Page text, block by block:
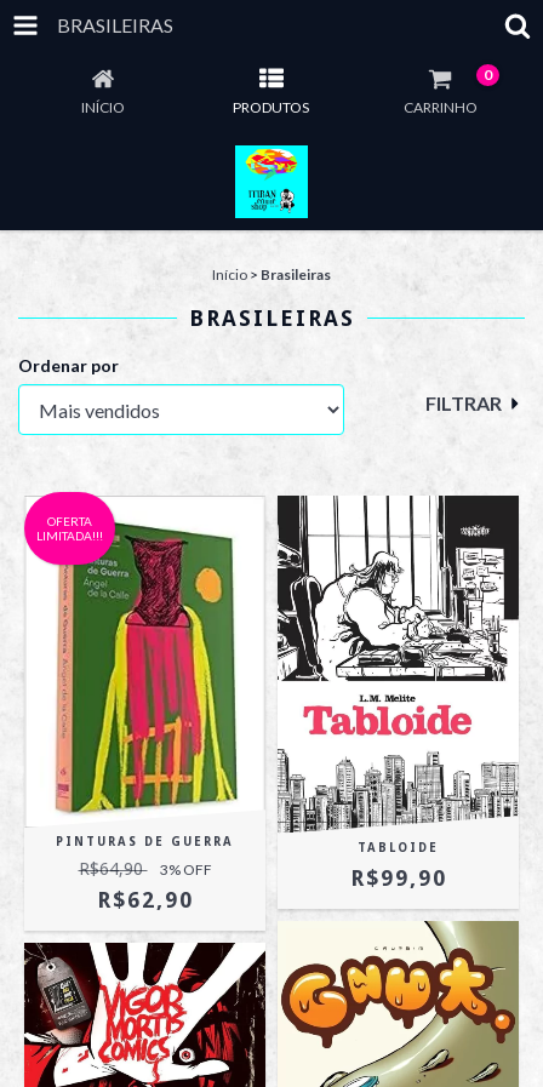
BRASILEIRAS
INÍCIO PRODUTOS CARRINHO
0
Início > Brasileiras
BRASILEIRAS
Ordenar por
FILTRAR
OFERTA
LIMITADA!!!
PINTURAS DE GUERRA
R$64,90 3% OFF
R$62,90
TABLOIDE
R$99,90